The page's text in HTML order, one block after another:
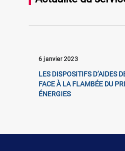
6 janvier 2023
LES DISPOSITIFS D’AIDES
FACE À LA FLAMBÉE DU
ÉNERGIES